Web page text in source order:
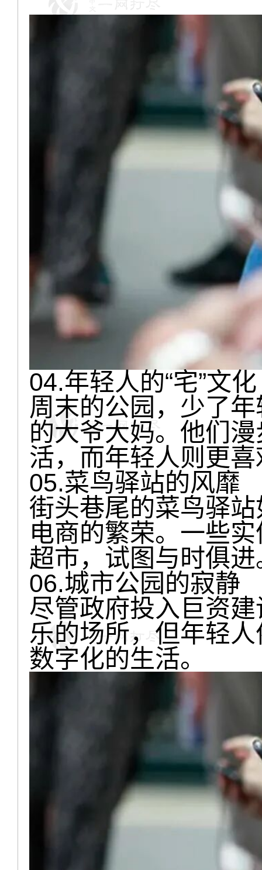
04.年轻人的“宅”文化
周末的公园，少了
的大爷大妈。他们
活，而年轻人则更
05.菜鸟驿站的风靡
街头巷尾的菜鸟驿
电商的繁荣。一些
超市，试图与时俱进
06.城市公园的寂静
尽管政府投入巨资
乐的场所，但年轻人
数字化的生活。